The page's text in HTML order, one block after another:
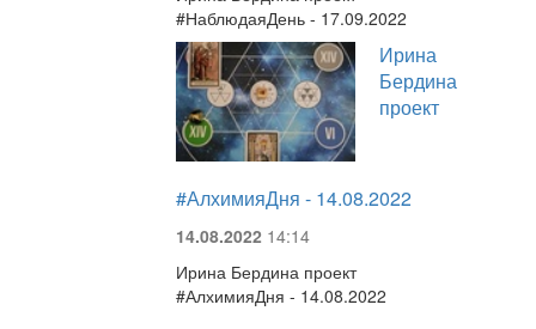
#НаблюдаяДень - 17.09.2022
Ирина
Бердина
проект
#АлхимияДня - 14.08.2022
14.08.2022 14:14
Ирина Бердина проект
#АлхимияДня - 14.08.2022